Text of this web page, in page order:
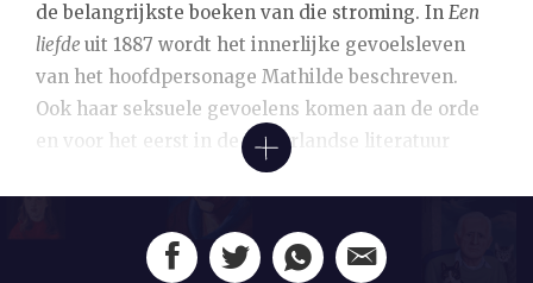
de belangrijkste boeken van die stroming. In Een
liefde uit 1887 wordt het innerlijke gevoelsleven
van het hoofdpersonage Mathilde beschreven.
Ook haar seksuele gevoelens komen aan de orde
en voor het eerst in de Nederlandse literatuur
wordt er min of meer expliciet geschreven over
wie ook Frederik van Eeden, zijn geschokt. Onder
druk kuist Van Deyssel de tekst voor de tweede